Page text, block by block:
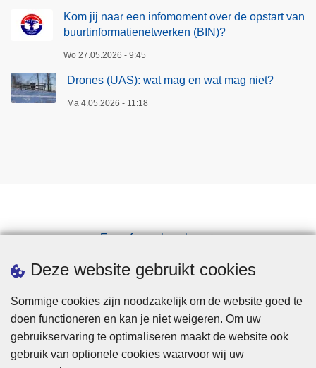
Deze website gebruikt cookies
Sommige cookies zijn noodzakelijk om de website goed te
doen functioneren en kan je niet weigeren. Om uw
gebruikservaring te optimaliseren maakt de website ook
gebruik van optionele cookies waarvoor wij uw
Kom jij naar een infomoment over de opstart van
buurtinformatienetwerken (BIN)?
Wo 27.05.2026 - 9:45
Drones (UAS): wat mag en wat mag niet?
Ma 4.05.2026 - 11:18
Een afspraak maken